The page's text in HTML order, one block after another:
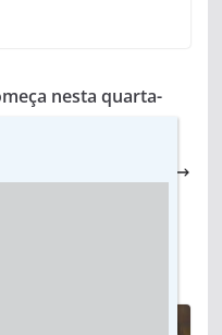
nesta quarta-
Dourados começa
postos de saúde